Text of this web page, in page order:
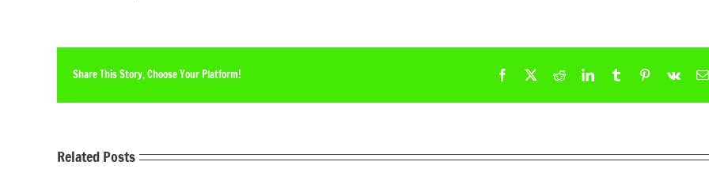
Share This Story, Choose Your Platform! Facebook RedditLinkedInTumblr Pinterest
Vk
Related Posts